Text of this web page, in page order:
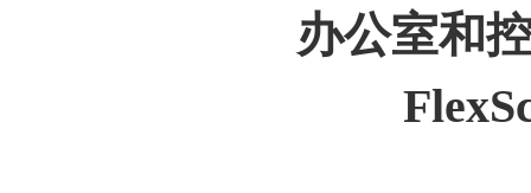
办公室和